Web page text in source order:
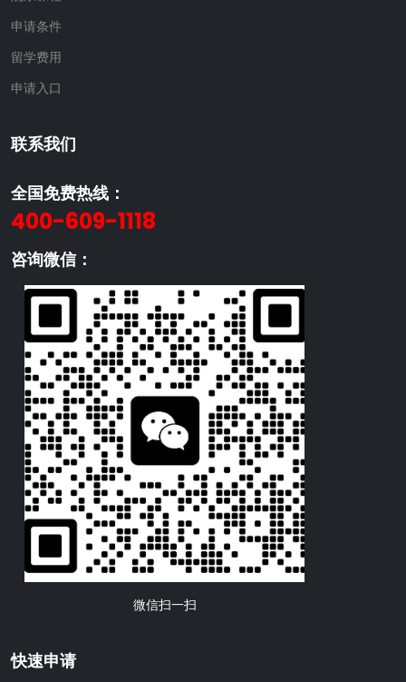
申请条件
留学费用
申请入口
联系我们
全国免费热线：
400-609-1118
咨询微信：
微信扫一扫
快速申请